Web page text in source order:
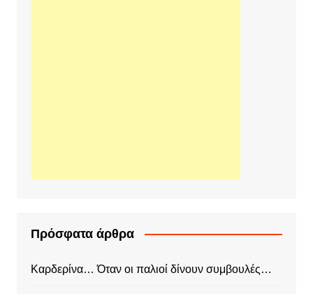
Πρόσφατα άρθρα
Καρδερίνα… Όταν οι παλιοί δίνουν συμβουλές…